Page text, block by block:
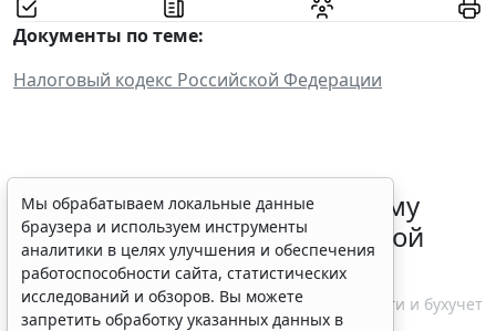
Документы по теме:
Налоговый кодекс Российской Федерации
ФНС России рассказала малому
бизнесу о порядке упрощенной
ликвидации компании
7 августа 2026 18:16 Налоги и бухучет
Мы обрабатываем локальные данные
браузера и используем инструменты
аналитики в целях улучшения и обеспечения
работоспособности сайта, статистических
исследований и обзоров. Вы можете
запретить обработку указанных данных в